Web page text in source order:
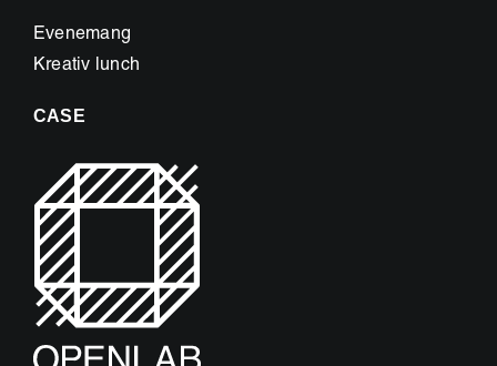
Evenemang
Kreativ lunch
CASE